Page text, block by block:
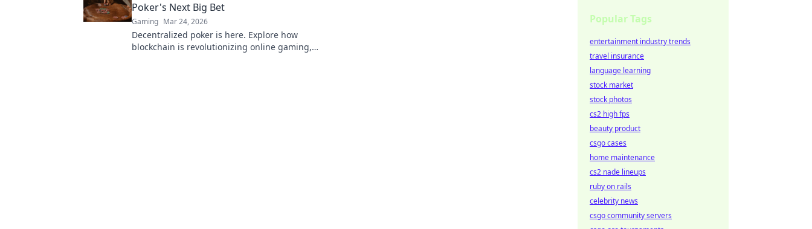
Poker's Next Big Bet
Gaming Mar 24, 2026
Decentralized poker is here. Explore how
blockchain is revolutionizing online gaming,
Popular Tags
entertainment industry trends
travel insurance
language learning
stock market
stock photos
cs2 high fps
beauty product
csgo cases
home maintenance
cs2 nade lineups
ruby on rails
celebrity news
csgo community servers